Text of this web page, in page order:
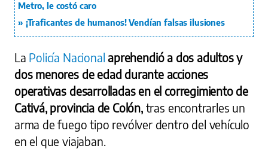
Metro, le costó caro
¡Traficantes de humanos! Vendían falsas ilusiones
La Policía Nacional aprehendió a dos adultos y
dos menores de edad durante acciones
operativas desarrolladas en el corregimiento de
Cativá, provincia de Colón, tras encontrarles un
arma de fuego tipo revólver dentro del vehículo
en el que viajaban.